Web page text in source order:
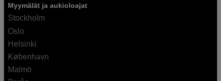
Myymälät ja aukioloajat
Stockholm
Oslo
Helsinki
København
Malmö